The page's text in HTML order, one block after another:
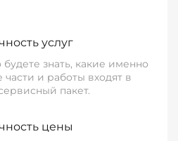
услуг
будете знать, какие именно
части и работы входят в
пакет.
цены